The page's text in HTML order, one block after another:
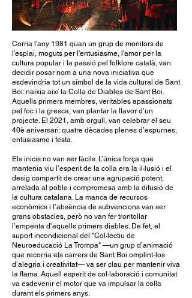
Corria l'any 1981 quan un grup de monitors de
l'esplai, moguts per l'entusiasme, l'amor per la
cultura popular i la passió pel folklore català, van
decidir posar nom a una nova iniciativa que
esdevindria tot un símbol de la vida cultural de Sant
Boi: naixia així la Colla de Diables de Sant Boi.
Aquells primers membres, veritables apassionats
pel foc i la gresca, van plantar la llavor d’un
projecte. El 2021, amb orgull, van celebrar el seu
40è aniversari: quatre dècades plenes d’espurnes,
entusiasme i festa.
Els inicis no van ser fàcils. L’única força que
mantenia viu l’esperit de la colla era la il·lusió i el
desig compartit de crear una agrupació potent,
arrelada al poble i compromesa amb la difusió de
la cultura catalana. La manca de recursos
econòmics i l’absència de subvencions van ser
grans obstacles, però no van fer trontollar
l’empenta d’aquells primers diables. De fet, el
suport incondicional del "Col·lectiu de
Neuroeducació La Trompa" —un grup d’animació
que recorria els carrers de Sant Boi omplint-los
d’alegria i creativitat— va ser clau per mantenir viva
la flama. Aquell esperit de col·laboració i comunitat
va esdevenir el motor que va impulsar la colla
durant els primers anys.